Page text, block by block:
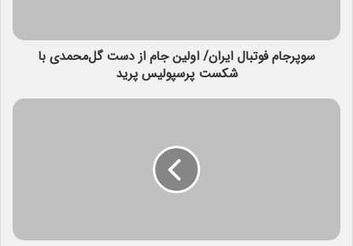
سوپرجام فوتبال ایران/ اولین جام از دست گل‌محمدی با
شکست پرسپولیس پرید